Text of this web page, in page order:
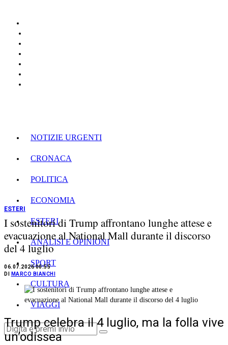
NOTIZIE URGENTI
CRONACA
POLITICA
ECONOMIA
ESTERI
ANALISI E OPINIONI
SPORT
CULTURA
VIAGGI
ESTERI
I sostenitori di Trump affrontano lunghe attese e
evacuazione al National Mall durante il discorso
del 4 luglio
06.07.2026 00:55
DI
MARCO BIANCHI
Trump celebra il 4 luglio, ma la folla vive
un’odissea